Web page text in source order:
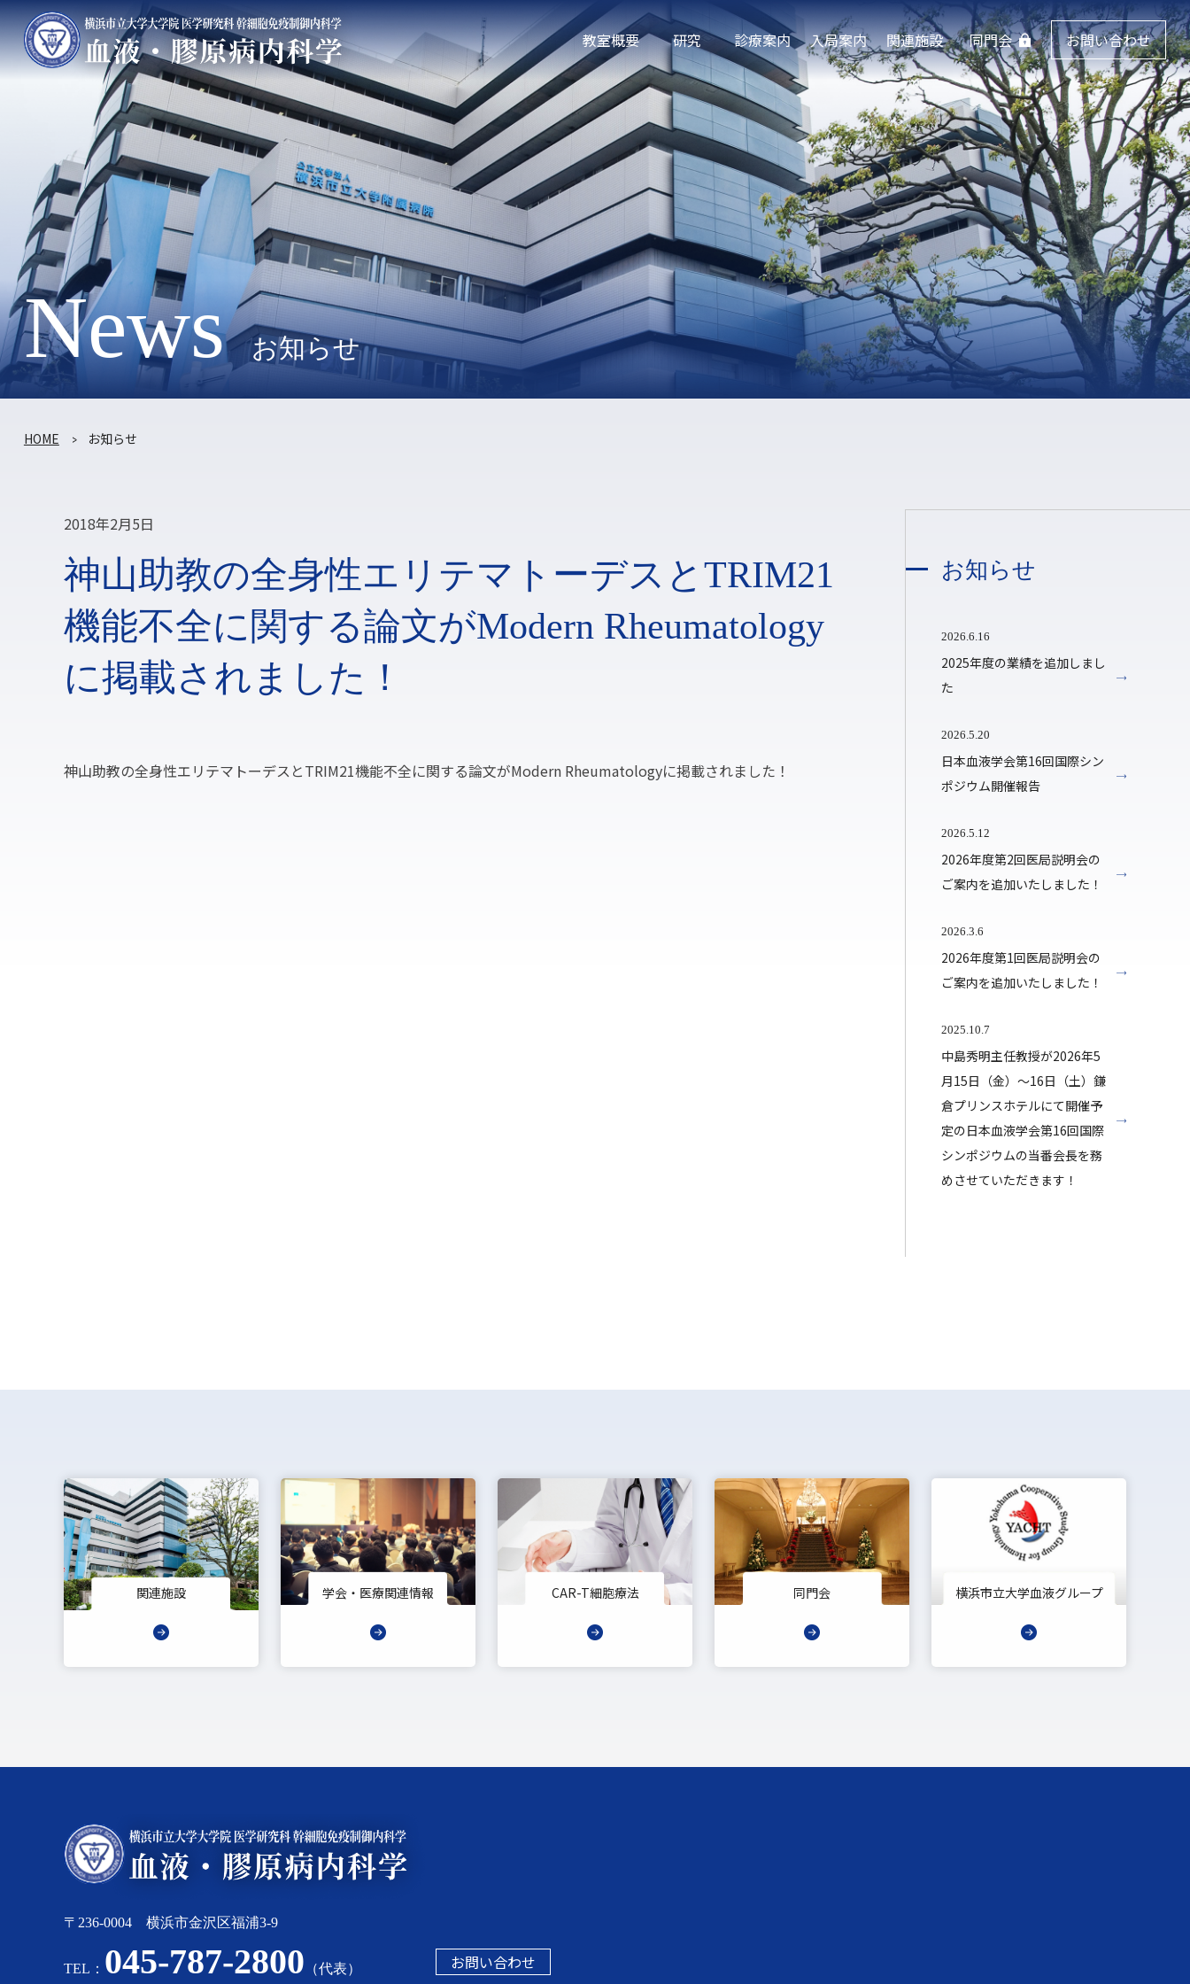
教室概要 研究 診療案内 入局案内 関連施設 同門会 お問い合わせ
News お知らせ
HOME お知らせ
2018年2月5日
神山助教の全身性エリテマトーデスとTRIM21
機能不全に関する論文がModern Rheumatology
に掲載されました！
神山助教の全身性エリテマトーデスとTRIM21機能不全に関する論文がModern Rheumatologyに掲載されました！
お知らせ
2026.6.16
2025年度の業績を追加しまし
た
2026.5.20
日本血液学会第16回国際シン
ポジウム開催報告
2026.5.12
2026年度第2回医局説明会の
ご案内を追加いたしました！
2026.3.6
2026年度第1回医局説明会の
ご案内を追加いたしました！
2025.10.7
中島秀明主任教授が2026年5
月15日（金）～16日（土）鎌
倉プリンスホテルにて開催予
定の日本血液学会第16回国際
シンポジウムの当番会長を務
めさせていただきます！
関連施設 学会・医療関連情報 CAR-T細胞療法 同門会 横浜市立大学血液グループ
〒236-0004 横浜市金沢区福浦3-9
TEL： 045-787-2800 （代表） お問い合わせ